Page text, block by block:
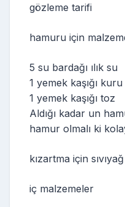
gözleme tarifi
hamuru için
5 su bardağı ılık su
1 yemek kaşığı
1 yemek kaşığı toz
Aldığı kadar un
hamur olmalı ki
kızartma için sıvıyağ
iç malzemeler